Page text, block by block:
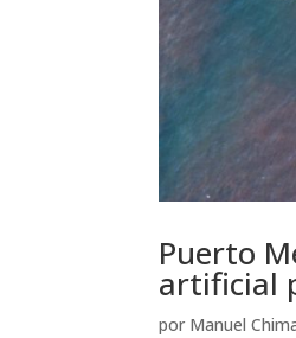
Puerto
artificial
por Manuel